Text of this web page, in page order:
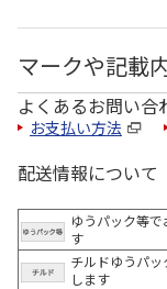
マークや記載
よくあるお問い合
お支払い方法
配送情報について
ゆうパック等
す
チルドゆうパッ
します